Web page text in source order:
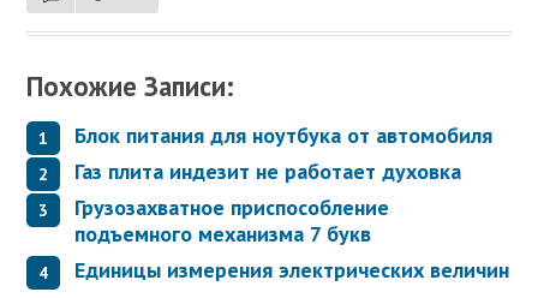
Похожие Записи:
Блок питания для ноутбука от автомобиля
Газ плита индезит не работает духовка
Грузозахватное приспособление
подъемного механизма 7 букв
Единицы измерения электрических величин